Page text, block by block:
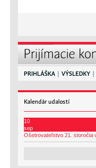
Kalendárudalostí
10
sep
Ošetrovateľstvo 21. storočia